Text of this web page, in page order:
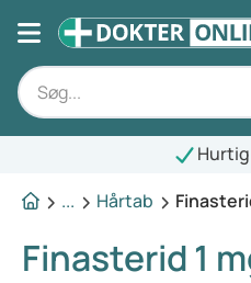
Hurtig
...
Hårtab
Finasterid 1